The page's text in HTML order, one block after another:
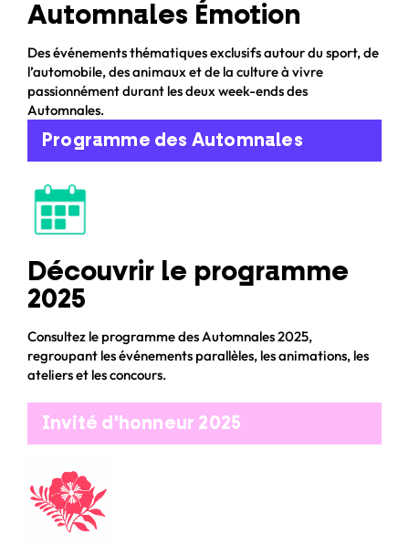
Automnales Émotion
Des événements thématiques exclusifs autour du sport, de
l’automobile, des animaux et de la culture à vivre
passionnément durant les deux week-ends des
Automnales.
Programme des Automnales
Découvrir le programme
2025
Consultez le programme des Automnales 2025,
regroupant les événements parallèles, les animations, les
ateliers et les concours.
Invité d'honneur 2025